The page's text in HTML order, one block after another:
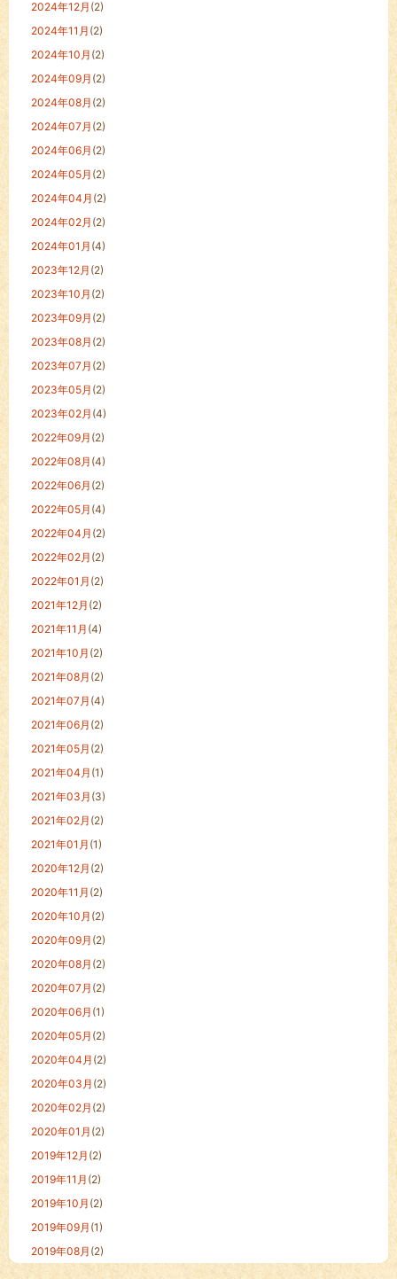
2024年12月 (2)
2024年11月 (2)
2024年10月 (2)
2024年09月 (2)
2024年08月 (2)
2024年07月 (2)
2024年06月 (2)
2024年05月 (2)
2024年04月 (2)
2024年02月 (2)
2024年01月 (4)
2023年12月 (2)
2023年10月 (2)
2023年09月 (2)
2023年08月 (2)
2023年07月 (2)
2023年05月 (2)
2023年02月 (4)
2022年09月 (2)
2022年08月 (4)
2022年06月 (2)
2022年05月 (4)
2022年04月 (2)
2022年02月 (2)
2022年01月 (2)
2021年12月 (2)
2021年11月 (4)
2021年10月 (2)
2021年08月 (2)
2021年07月 (4)
2021年06月 (2)
2021年05月 (2)
2021年04月 (1)
2021年03月 (3)
2021年02月 (2)
2021年01月 (1)
2020年12月 (2)
2020年11月 (2)
2020年10月 (2)
2020年09月 (2)
2020年08月 (2)
2020年07月 (2)
2020年06月 (1)
2020年05月 (2)
2020年04月 (2)
2020年03月 (2)
2020年02月 (2)
2020年01月 (2)
2019年12月 (2)
2019年11月 (2)
2019年10月 (2)
2019年09月 (1)
2019年08月 (2)